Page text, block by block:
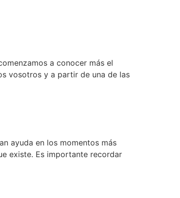
a conocer más el
vosotros y a partir de una de las
ayuda en los momentos más
existe. Es importante recordar